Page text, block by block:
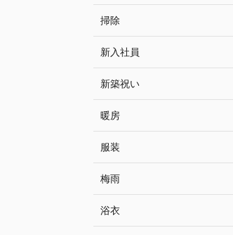
掃除
新入社員
新築祝い
暖房
服装
梅雨
浴衣